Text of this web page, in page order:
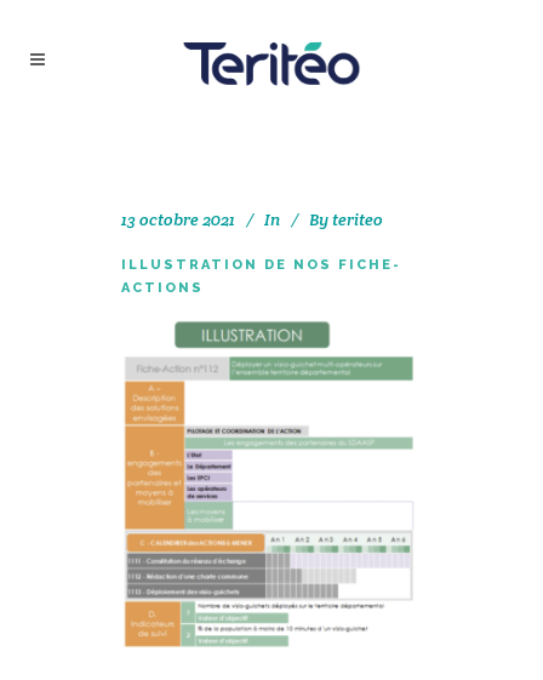
13 octobre 2021 In Byteriteo
ILLUSTRATION DE NOS FICHE-
ACTIONS